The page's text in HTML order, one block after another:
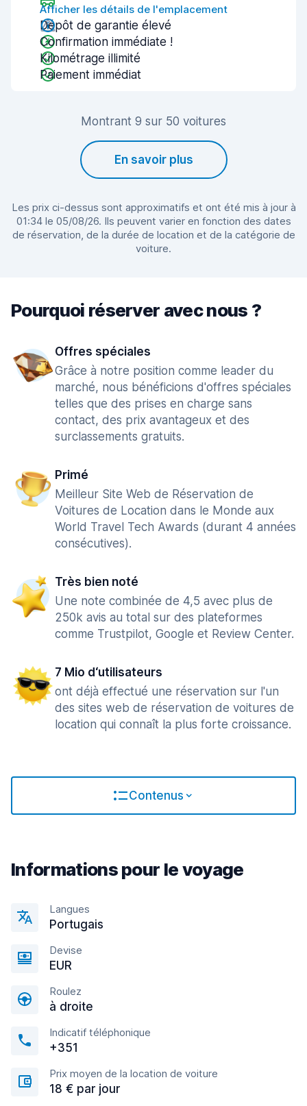
Afficher les détails de l'emplacement
Dépôt de garantie élevé
Confirmation immédiate !
Kilométrage illimité
Paiement immédiat
Montrant 9 sur 50 voitures
En savoir plus
Les prix ci-dessus sont approximatifs et ont été mis à jour à
01:34 le 05/08/26. Ils peuvent varier en fonction des dates
de réservation, de la durée de location et de la catégorie de
voiture.
Pourquoi réserver avec nous ?
Offres spéciales
Grâce à notre position comme leader du
marché, nous bénéficions d'offres spéciales
telles que des prises en charge sans
contact, des prix avantageux et des
surclassements gratuits.
Primé
Meilleur Site Web de Réservation de
Voitures de Location dans le Monde aux
World Travel Tech Awards (durant 4 années
consécutives).
Très bien noté
Une note combinée de 4,5 avec plus de
250k avis au total sur des plateformes
comme Trustpilot, Google et Review Center.
7 Mio d‘utilisateurs
ont déjà effectué une réservation sur l'un
des sites web de réservation de voitures de
location qui connaît la plus forte croissance.
Contenus
Informations pour le voyage
Langues
Portugais
Devise
EUR
Roulez
à droite
Indicatif téléphonique
+351
Prix moyen de la location de voiture
18 € par jour